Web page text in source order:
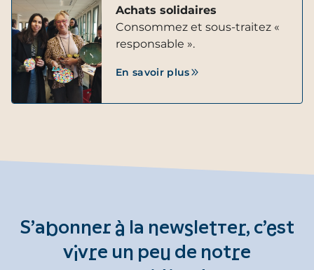
Achats solidaires
Consommez et sous-traitez «
responsable ».
En savoir plus
S’abonner à la newsletter, c’est
vivre un peu de notre